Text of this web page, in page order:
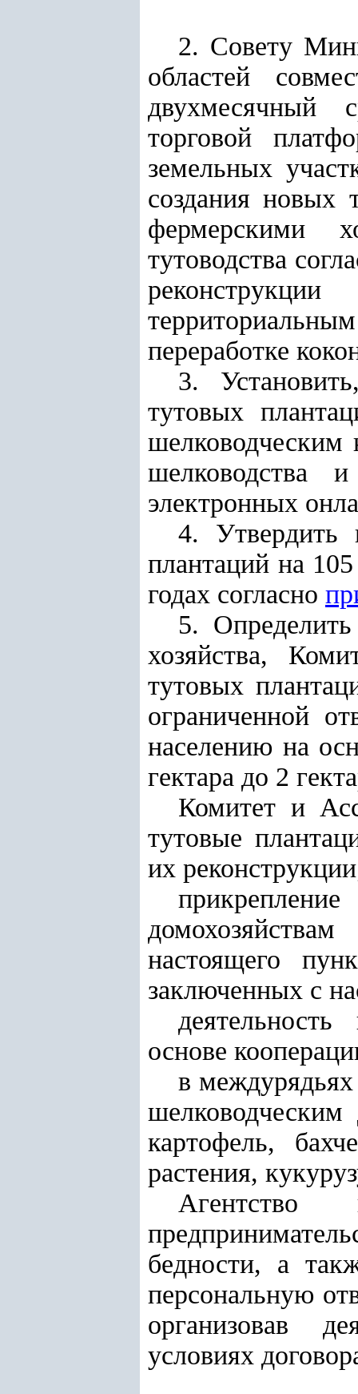
2. Совету
областей
двухмесячный
торговой
земельных
создания новых
фермерскими
тутоводства
переработке
3.
тутовых
шелководческим
шелководства
электронных
4. Утвердить
плантаций на
годах согласно
5.
хозяйства,
тутовых
ограниченной
населению на
гектара до 2
Комитет и
тутовые
их
настоящего
заключенных с
основе
в междурядьях
шелководческим
картофель,
растения,
бедности, а
персональную
организовав
условиях